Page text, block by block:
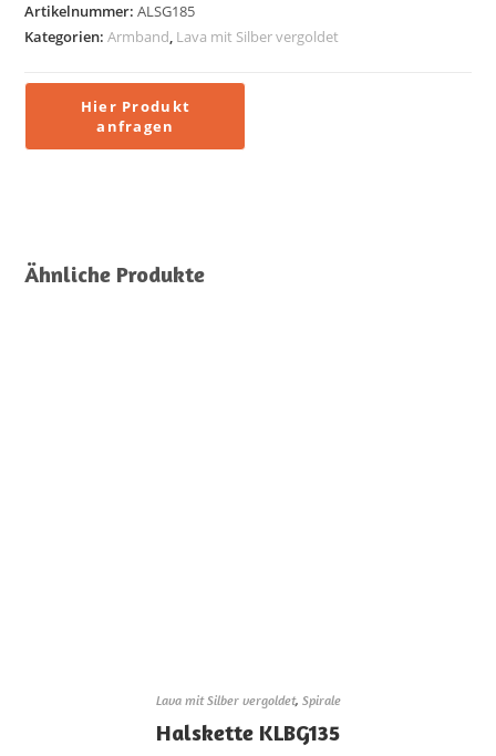
Artikelnummer:ALSG185
Kategorien:Armband, Lava mit Silber vergoldet
Ähnliche Produkte
Lava mit Silber vergoldet, Spirale
Halskette KLBG135